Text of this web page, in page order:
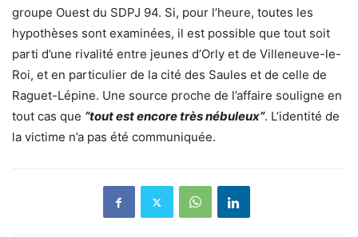
groupe Ouest du SDPJ 94. Si, pour l’heure, toutes les
hypothèses sont examinées, il est possible que tout soit
parti d’une rivalité entre jeunes d’Orly et de Villeneuve-le-
Roi, et en particulier de la cité des Saules et de celle de
Raguet-Lépine. Une source proche de l’affaire souligne en
tout cas que “tout est encore très nébuleux”. L’identité de
la victime n’a pas été communiquée.